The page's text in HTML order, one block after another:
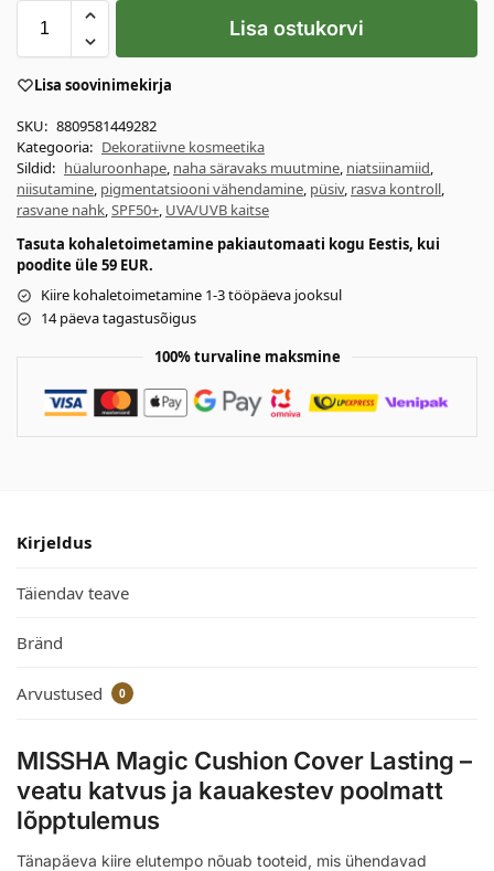
Lisa ostukorvi
Lisa soovinimekirja
SKU: 8809581449282
Kategooria: Dekoratiivne kosmeetika
Sildid: hüaluroonhape, naha säravaks muutmine, niatsiinamiid,
niisutamine, pigmentatsiooni vähendamine, püsiv, rasva kontroll,
rasvane nahk,SPF50+, UVA/UVB kaitse
Tasuta kohaletoimetamine pakiautomaati kogu Eestis, kui
poodite üle 59 EUR.
Kiire kohaletoimetamine 1-3 tööpäeva jooksul
14 päeva tagastusõigus
100% turvaline maksmine
Kirjeldus
Täiendav teave
Bränd
Arvustused 0
MISSHA Magic Cushion Cover Lasting –
veatu katvus ja kauakestev poolmatt
lõpptulemus
Tänapäeva kiire elutempo nõuab tooteid, mis ühendavad